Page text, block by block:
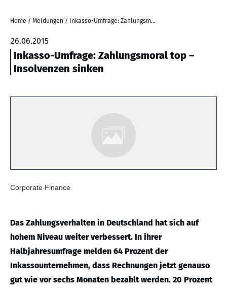
Home / Meldungen / Inkasso-Umfrage: Zahlungsmoral top – Insolvenzen sinken
26.06.2015
Inkasso-Umfrage: Zahlungsmoral top –
Insolvenzen sinken
Corporate Finance
Das Zahlungsverhalten in Deutschland hat sich auf
hohem Niveau weiter verbessert. In ihrer
Halbjahresumfrage melden 64 Prozent der
Inkassounternehmen, dass Rechnungen jetzt genauso
gut wie vor sechs Monaten bezahlt werden. 20 Prozent